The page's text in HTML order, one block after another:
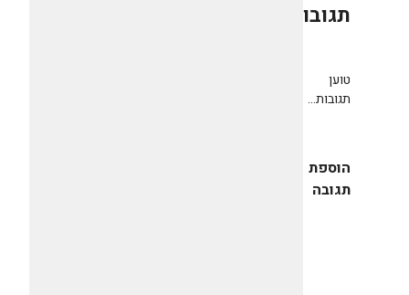
תגובות
טוען
תגובות...
הוספת
תגובה